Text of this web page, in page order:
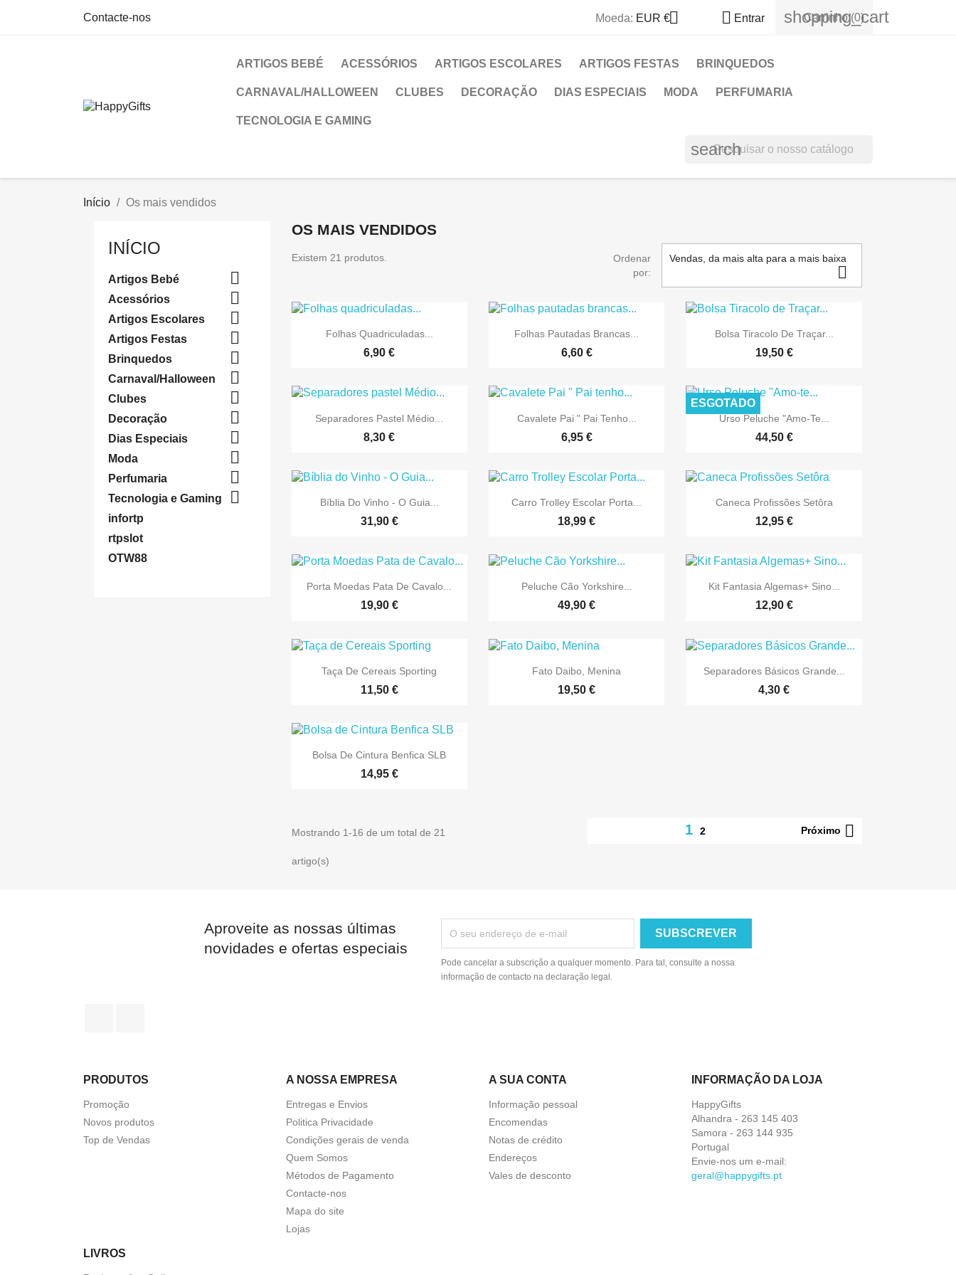
Contacte-nos Moeda: EUR €  Entrar shopping_cart
Carrinho (0)
ARTIGOS BEBÉ ACESSÓRIOS ARTIGOS ESCOLARES ARTIGOS FESTAS BRINQUEDOS
CARNAVAL/HALLOWEEN CLUBES DECORAÇÃO DIAS ESPECIAIS MODA PERFUMARIA
TECNOLOGIA E GAMING
search
Início Os mais vendidos
INÍCIO
Artigos Bebé 
Acessórios 
Artigos Escolares 
Artigos Festas 
Brinquedos 
Carnaval/Halloween 
Clubes 
Decoração 
Dias Especiais 
Moda 
Perfumaria 
Tecnologia e Gaming 
infortp
rtpslot
OTW88
OS MAIS VENDIDOS
Existem 21 produtos.
Ordenar
por:
Vendas, da mais alta para a mais baixa

 Vista rápida
Folhas Quadriculadas...
6,90 €
 Vista rápida
Folhas Pautadas Brancas...
6,60 €
 Vista rápida
Bolsa Tiracolo De Traçar...
19,50 €
 Vista rápida
Separadores Pastel Médio...
8,30 €
 Vista rápida
Cavalete Pai " Pai Tenho...
6,95 €
 Vista rápida
Urso Peluche "Amo-Te...
44,50 €
ESGOTADO
 Vista rápida
Bíblia Do Vinho - O Guia...
31,90 €
 Vista rápida
Carro Trolley Escolar Porta...
18,99 €
 Vista rápida
Caneca Profissões Setôra
12,95 €
 Vista rápida
Porta Moedas Pata De Cavalo...
19,90 €
 Vista rápida
Peluche Cão Yorkshire...
49,90 €
 Vista rápida
Kit Fantasia Algemas+ Sino...
12,90 €
 Vista rápida
Taça De Cereais Sporting
11,50 €
 Vista rápida
Fato Daibo, Menina
19,50 €
 Vista rápida
Separadores Básicos Grande...
4,30 €
 Vista rápida
Bolsa De Cintura Benfica SLB
14,95 €
Mostrando 1-16 de um total de 21
artigo(s)
12 Próximo 
Aproveite as nossas últimas
novidades e ofertas especiais
Pode cancelar a subscrição a qualquer momento. Para tal, consulte a nossa
informação de contacto na declaração legal.
PRODUTOS
Promoção
Novos produtos
Top de Vendas
A NOSSA EMPRESA
Entregas e Envios
Politica Privacidade
Condições gerais de venda
Quem Somos
Métodos de Pagamento
Contacte-nos
Mapa do site
Lojas
LIVROS
A SUA CONTA
Informação pessoal
Encomendas
Notas de crédito
Endereços
Vales de desconto
INFORMAÇÃO DA LOJA
HappyGifts
Alhandra - 263 145 403
Samora - 263 144 935
Portugal
Envie-nos um e-mail:
geral@happygifts.pt